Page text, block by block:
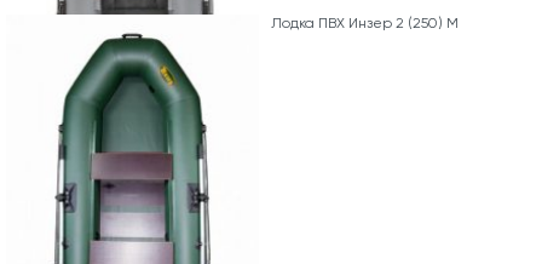
Лодка ПВХ Инзер 2 (250) М